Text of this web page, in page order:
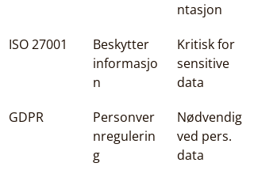
ntasjon
ISO 27001
Beskytter
informasjo
n
Kritisk for
sensitive
data
GDPR
Personver
nregulerin
g
Nødvendig
ved pers.
data